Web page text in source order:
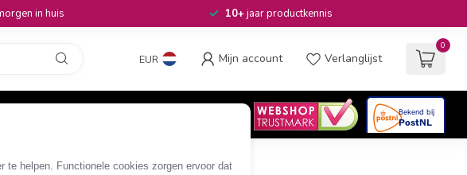
te helpen. Functionele cookies zorgen ervoor dat
in huis 10+jaar productkennis
EUR Mijn account Verlanglijst
0